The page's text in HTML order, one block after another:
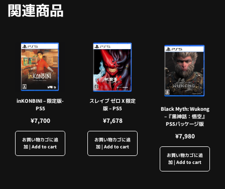
関連商品
inKONBINI – 限定版-
PS5
¥7,700
お買い物カゴに追
加 | Add to cart
スレイブ ゼロ X 限定
版 – PS5
¥7,678
お買い物カゴに追
加 | Add to cart
Black Myth: Wukong
– 『黒神話：悟空』
PS5パッケージ版
¥7,980
お買い物カゴに追
加 | Add to cart